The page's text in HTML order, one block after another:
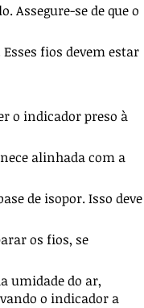
Assegure-se de que o
fios devem estar
o indicador preso à
alinhada com a
de isopor. Isso deve
os fios, se
umidade do ar,
o indicador a